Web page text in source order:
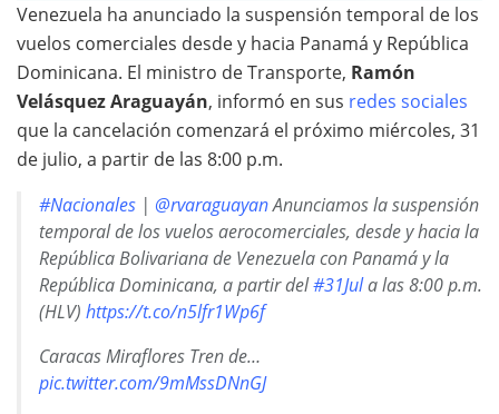
Venezuela ha anunciado la suspensión temporal de los
vuelos comerciales desde y hacia Panamá y República
Dominicana. El ministro de Transporte, Ramón
Velásquez Araguayán, informó en sus redes sociales
que la cancelación comenzará el próximo miércoles, 31
de julio, a partir de las 8:00 p.m.
#Nacionales | @rvaraguayanAnunciamos la suspensión
temporal de los vuelos aerocomerciales, desde y hacia la
República Bolivariana de Venezuela con Panamá y la
República Dominicana, a partir del#31Jula las 8:00 p.m.
(HLV) https://t.co/n5lfr1Wp6f
Caracas Miraflores Tren de…
pic.twitter.com/9mMssDNnGJ